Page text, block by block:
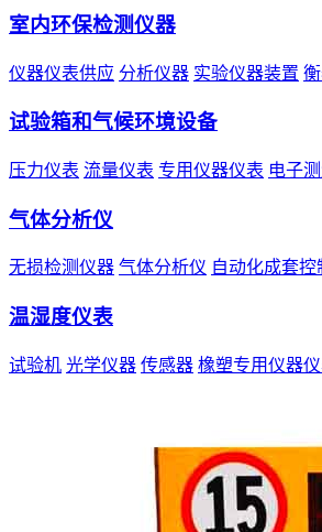
室内环保检测仪器
仪器仪表供应 分析仪器 实验仪器装置
试验箱和气候环境设备
压力仪表 流量仪表 专用仪器仪表 电子
气体分析仪
无损检测仪器 气体分析仪 自动化成套控
温湿度仪表
试验机 光学仪器 传感器 橡塑专用仪器